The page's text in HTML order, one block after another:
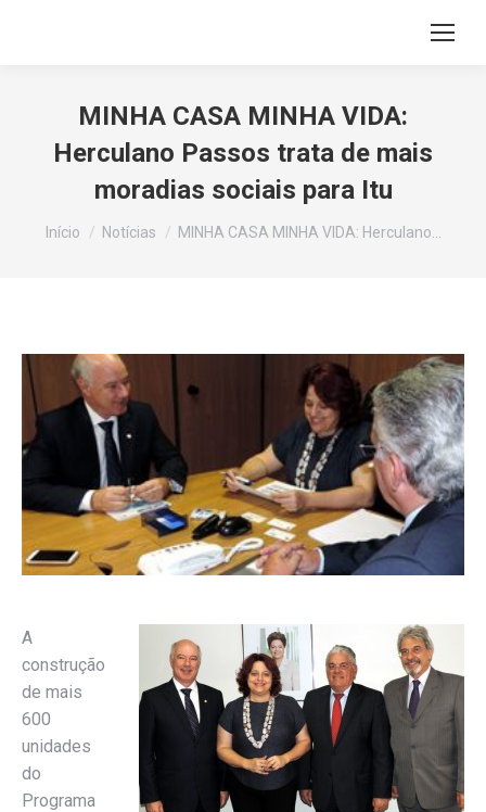
MINHA CASA MINHA VIDA:
Herculano Passos trata de mais
moradias sociais para Itu
Você está aqui:
Início Notícias MINHA CASA MINHA VIDA: Herculano…
A
construção
de mais
600
unidades
do
Programa